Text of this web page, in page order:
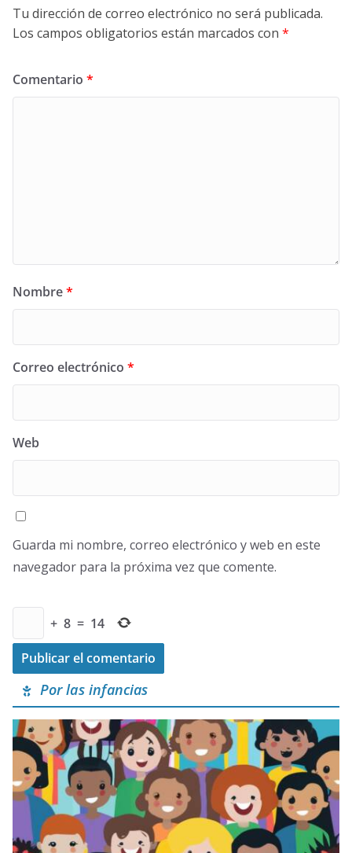
Tu dirección de correo electrónico no será publicada.
Los campos obligatorios están marcados con *
Comentario *
Nombre*
Correo electrónico *
Web
Guarda mi nombre, correo electrónico y web en este
navegador para la próxima vez que comente.
+ 8 = 14
Por las infancias